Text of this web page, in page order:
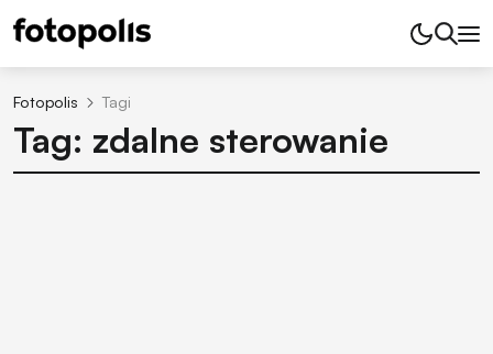
Fotopolis Tagi
Tag: zdalne sterowanie